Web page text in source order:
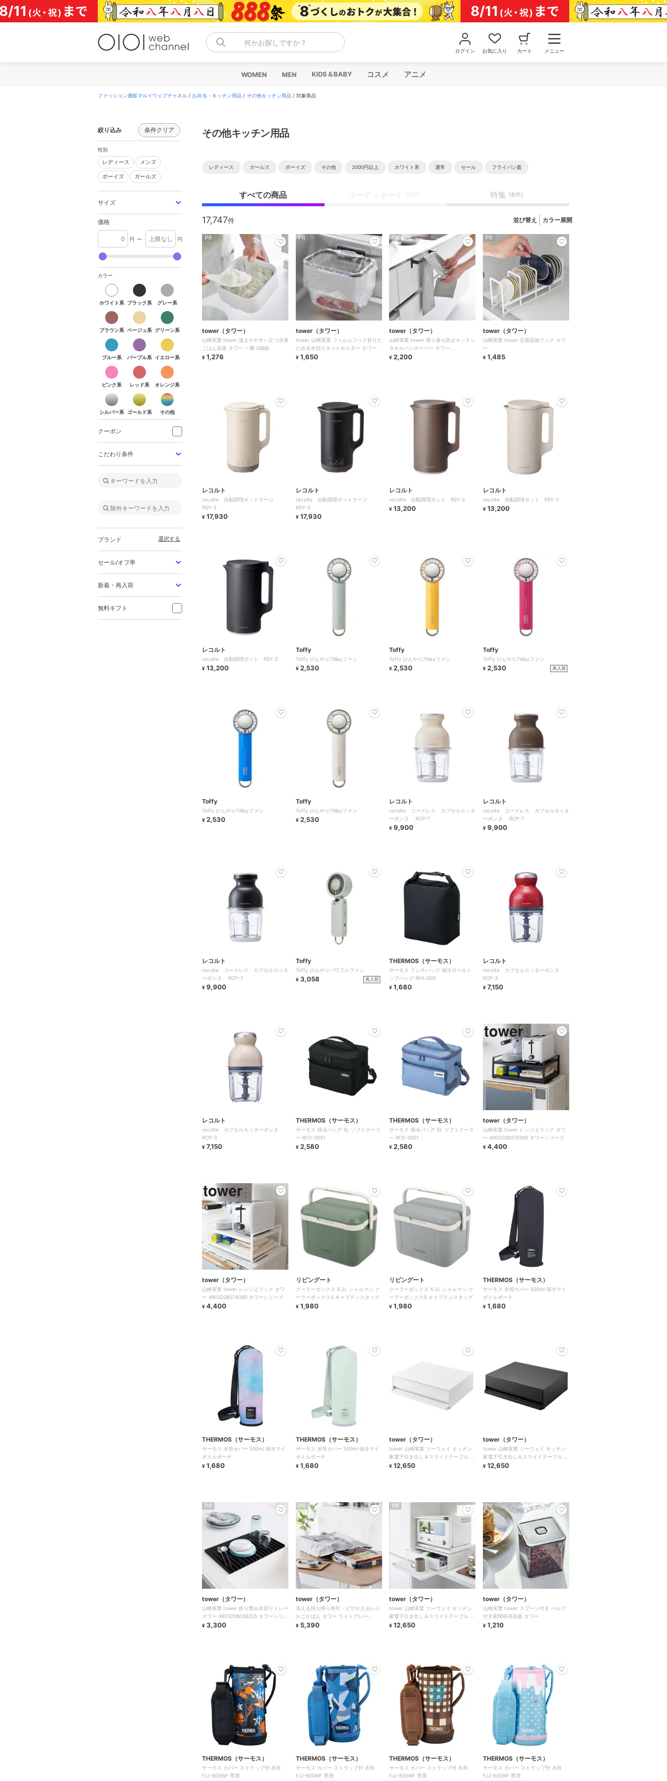
コ
ン
テ
何かお探しですか？
ログイン お気に入り カート メニュー
WOMEN MEN KIDS＆BABY コスメ アニメ
ファッション通販マルイウェブチャネル / お弁当・キッチン用品 / その他キッチン用品 / 対象商品
絞り込み 条件クリア
性別
レディース
レディース メンズ
メンズ
ボーイズ
ボーイズ ガールズ
ガールズ
サイズ
価格
円 〜 円
カラー
ホワイト系
ホワイト系
ブラック系
ブラック系
グレー系
グレー系
ブラウン系
ブラウン系
ベージュ系
ベージュ系
グリーン系
グリーン系
ブルー系
ブルー系
パープル系
パープル系
イエロー系
イエロー系
ピンク系
ピンク系
レッド系
レッド系
オレンジ系
オレンジ系
シルバー系
シルバー系
ゴールド系
ゴールド系
その他
その他
クーポン
こだわり条件
ブランド 選択する
セール/オフ率
新着・再入荷
無料ギフト
その他キッチン用品
レディース ガールズ ボーイズ その他 2000円以上 ホワイト系 通常 セール フライパン蓋
すべての商品 コーディネート (0件) 特集 (8件)
17,747 並び替え カラー展開
PR
tower（タワー）
山崎実業 tower 温まりやすい立つ冷凍
ごはん容器 タワー 一膳 2個組
¥ 1,276
PR
tower（タワー）
tower 山崎実業 フィルムフック折りた
ためる水切りネットホルダー タワー
¥ 1,650
PR
tower（タワー）
山崎実業 tower 滑り落ち防止キッチン
タオルハンガーバー タワー
4903208018081
¥ 2,200
PR
tower（タワー）
山崎実業 tower 豆皿収納ラック タワ
ー
¥ 1,485
レコルト
recolte 自動調理ポットラージ
RSY-3
¥ 17,930
レコルト
recolte 自動調理ポットラージ
RSY-3
¥ 17,930
レコルト
recolte 自動調理ポット RSY-2
¥ 13,200
レコルト
recolte 自動調理ポット RSY-2
¥ 13,200
レコルト
recolte 自動調理ポット RSY-2
¥ 13,200
Toffy
Toffy ひんやり7Wayファン
¥ 2,530
Toffy
Toffy ひんやり7Wayファン
¥ 2,530
Toffy
Toffy ひんやり7Wayファン
¥ 2,530 再入荷
Toffy
Toffy ひんやり7Wayファン
¥ 2,530
Toffy
Toffy ひんやり7Wayファン
¥ 2,530
レコルト
recolte コードレス カプセルカッタ
ーボンヌ RCP-7
¥ 9,900
レコルト
recolte コードレス カプセルカッタ
ーボンヌ RCP-7
¥ 9,900
レコルト
recolte コードレス カプセルカッタ
ーボンヌ RCP-7
¥ 9,900
Toffy
Toffy ひんやりパワフルファン
¥ 3,058 再入荷
THERMOS（サーモス）
サーモス ランチバッグ 保冷ロールト
ップバッグ RFK-005
¥ 1,680
レコルト
recolte カプセルカッターボンヌ
RCP-3
¥ 7,150
レコルト
recolte カプセルカッターボンヌ
RCP-3
¥ 7,150
THERMOS（サーモス）
サーモス 保冷バッグ 5L ソフトクーラ
ー RFD-0051
¥ 2,580
THERMOS（サーモス）
サーモス 保冷バッグ 5L ソフトクーラ
ー RFD-0051
¥ 2,580
tower（タワー）
山崎実業 tower レンジ上ラック タワ
ー 4903208079389 タワーシリーズ
¥ 4,400
tower（タワー）
山崎実業 tower レンジ上ラック タワ
ー 4903208079389 タワーシリーズ
¥ 4,400
リビングート
クーラーボックス 5.2L シャルマン ク
ーラーボックス5 キャプテンスタッグ
¥ 1,980
リビングート
クーラーボックス 5.2L シャルマン ク
ーラーボックス5 キャプテンスタッグ
¥ 1,980
THERMOS（サーモス）
サーモス 水筒カバー 500ml 保冷マイ
ボトルポーチ
¥ 1,680
THERMOS（サーモス）
サーモス 水筒カバー 500ml 保冷マイ
ボトルポーチ
¥ 1,680
THERMOS（サーモス）
サーモス 水筒カバー 500ml 保冷マイ
ボトルポーチ
¥ 1,680
tower（タワー）
tower 山崎実業 ツーウェイ キッチン
家電下引き出し＆スライドテーブル タ
ワー
¥ 12,650
tower（タワー）
tower 山崎実業 ツーウェイ キッチン
家電下引き出し＆スライドテーブル タ
ワー
¥ 12,650
PR
tower（タワー）
山崎実業 tower 折り畳み水切りトレー
タワー 4903208038355 タワーシリー
ズ
¥ 3,300
PR
tower（タワー）
洗える持ち帰り寿司・ピザが入るレジ
かごかばん タワー ライトグレー
4903208021258
¥ 5,390
PR
tower（タワー）
tower 山崎実業 ツーウェイ キッチン
家電下引き出し＆スライドテーブル タ
ワー
¥ 12,650
PR
tower（タワー）
山崎実業 tower スプーン付き バルブ
付き密閉保存容器 タワー
¥ 1,210
THERMOS（サーモス）
サーモス カバー ストラップ付 水筒
FJJ-800WF 専用
THERMOS（サーモス）
サーモス カバー ストラップ付 水筒
FJJ-800WF 専用
THERMOS（サーモス）
サーモス カバー ストラップ付 水筒
FJJ-800WF 専用
THERMOS（サーモス）
サーモス カバー ストラップ付 水筒
FJJ-800WF 専用